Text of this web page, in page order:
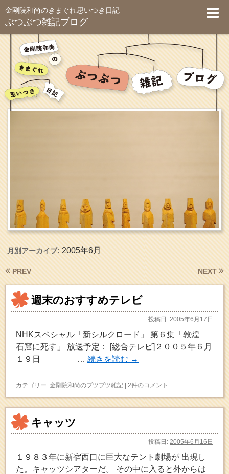
金剛院和尚のきまぐれ思いつき日記
ぶつぶつ雑記ブログ
月別アーカイブ:2005年6月
PREV NEXT
週末のおすすめテレビ
投稿日: 2005年6月17日
NHKスペシャル「新シルクロード」 第６集「敦煌
石窟に死す」 放送予定： [総合テレビ]２００５年６月
１９日 … 続きを読む →
カテゴリー: 金剛院和尚のブツブツ雑記 | 2件のコメント
キャッツ
投稿日: 2005年6月16日
１９８３年に新宿西口に巨大なテント劇場が 出現し
た。キャッツシアターだ。 その中に入ると外からは